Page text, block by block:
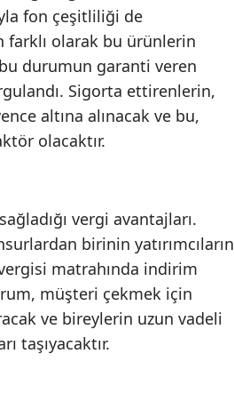
Kırklareli
Kırşehir
Kocaeli
Konya
Malatya
Manisa
Mardin
Muğla
fon çeşitliliği de
farklı olarak bu ürünlerin
durumun garanti veren
Sigorta ettirenlerin,
altına alınacak ve bu,
olacaktır.
vergi avantajları.
birinin yatırımcıların
matrahında indirim
müşteri çekmek için
ve bireylerin uzun vadeli
taşıyacaktır.